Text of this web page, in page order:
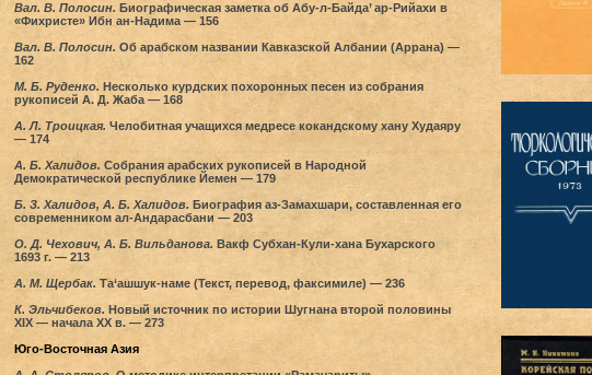
Вал. В. Полосин. Биографическая заметка об Абу-л-Байда’ ар-Рийахи в
«Фихристе» Ибн ан-Надима — 156
Вал. В. Полосин. Об арабском названии Кавказской Албании (Аррана) —
162
M. Б. Руденко. Несколько курдских похоронных песен из собрания
рукописей А. Д. Жаба — 168
А. Л. Троицкая. Челобитная учащихся медресе кокандскому хану Худаяру
— 174
А. Б. Xалидов. Собрания арабских рукописей в Народной
Демократической республике Йемен — 179
Б. З. Халидов, А. Б. Халидов. Биография аз-Замахшари, составленная его
современником ал-Андарасбани — 203
О. Д. Чехович, А. Б. Вильданова. Вакф Субхан-Кули-хана Бухарского
1693 г. — 213
А. М. Щербак. Та‘ашшук-наме (Текст, перевод, факсимиле) — 236
К. Эльчибеков. Новый источник по истории Шугнана второй половины
XIX — начала XX в. — 273
Юго-Восточная Азия